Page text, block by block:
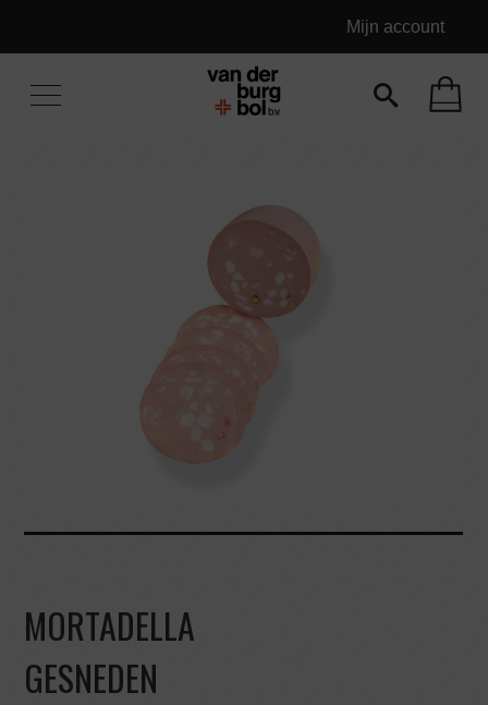
Mijn account
MORTADELLA
GESNEDEN